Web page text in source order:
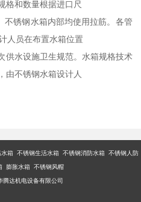
格和数量根据进口尺
锈钢水箱内部均使用拉筋。各管
人员在布置水箱位置
水设施卫生规范。水箱规格技术
由不锈钢水箱设计人
箱 不锈钢生活水箱 不锈钢消防水箱 不锈钢人防
膨胀水箱 不锈钢风帽
腾达机电设备有限公司